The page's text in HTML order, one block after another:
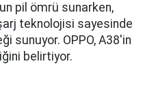
pil ömrü sunarken,
şarj teknolojisi sayesinde
sunuyor. OPPO, A38'in
belirtiyor.